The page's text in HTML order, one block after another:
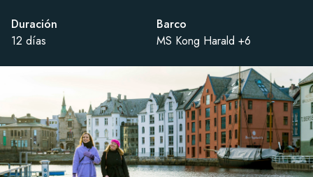
Duración
12 días
Barco
MS Kong Harald +6